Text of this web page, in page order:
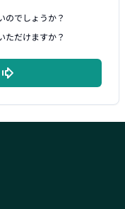
のでしょうか？
ただけますか？